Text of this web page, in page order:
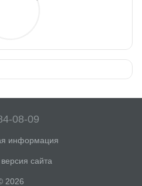
08-09
информация
сайта
2026